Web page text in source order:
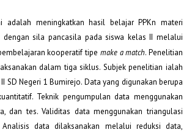
adalah meningkatkan hasil belajar PPKn materi
dengan sila pancasila pada siswa kelas II melalui
kooperatif tipe make a match. Penelitian
dalam tiga siklus. Subjek penelitian ialah
SD Negeri 1 Bumirejo. Data yang digunakan berupa
Teknik pengumpulan data menggunakan
dan tes. Validitas data menggunakan triangulasi
data dilaksanakan melalui reduksi data,